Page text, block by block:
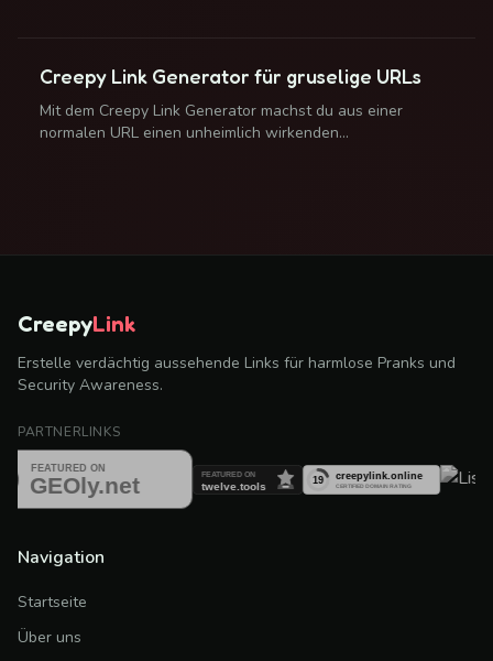
Creepy Link Generator für gruselige URLs
Mit dem Creepy Link Generator machst du aus einer
normalen URL einen unheimlich wirkenden…
CreepyLink
Erstelle verdächtig aussehende Links für harmlose Pranks und
Security Awareness.
PARTNERLINKS
Navigation
Startseite
Über uns